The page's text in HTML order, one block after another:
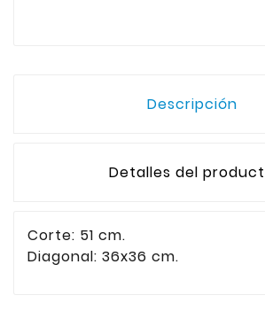
Descripción
Detalles del
Corte: 51 cm.
Diagonal: 36x36 cm.